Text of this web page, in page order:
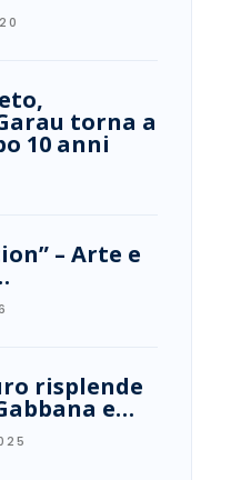
torna a
10 anni
– Arte e
risplende
e…